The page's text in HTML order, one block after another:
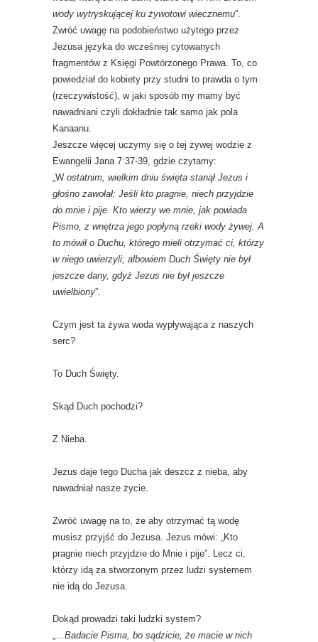
wody wytryskującej ku żywotowi wiecznemu”.
Zwróć uwagę na podobieństwo użytego przez
Jezusa języka do wcześniej cytowanych
fragmentów z Księgi Powtórzonego Prawa. To, co
powiedział do kobiety przy studni to prawda o tym
(rzeczywistość), w jaki sposób my mamy być
nawadniani czyli dokładnie tak samo jak pola
Kanaanu.
Jeszcze więcej uczymy się o tej żywej wodzie z
Ewangelii Jana 7:37-39, gdzie czytamy:
„W ostatnim, wielkim dniu święta stanął Jezus i
głośno zawołał: Jeśli kto pragnie, niech przyjdzie
do mnie i pije. Kto wierzy we mnie, jak powiada
Pismo, z wnętrza jego popłyną rzeki wody żywej. A
to mówił o Duchu, którego mieli otrzymać ci, którzy
w niego uwierzyli; albowiem Duch Święty nie był
jeszcze dany, gdyż Jezus nie był jeszcze
uwielbiony”.
Czym jest ta żywa woda wypływająca z naszych
serc?
To Duch Święty.
Skąd Duch pochodzi?
Z Nieba.
Jezus daje tego Ducha jak deszcz z nieba, aby
nawadniał nasze życie.
Zwróć uwagę na to, że aby otrzymać tą wodę
musisz przyjść do Jezusa. Jezus mówi: „Kto
pragnie niech przyjdzie do Mnie i pije”. Lecz ci,
którzy idą za stworzonym przez ludzi systemem
nie idą do Jezusa.
Dokąd prowadzi taki ludzki system?
„…Badacie Pisma, bo sądzicie, że macie w nich